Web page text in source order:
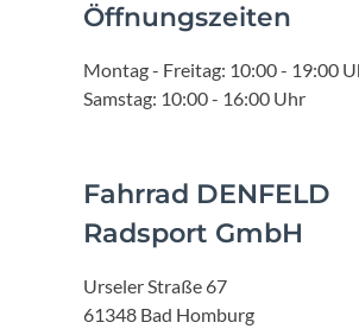
Öffnungszeiten
Montag - Freitag: 10:00 - 19:00
Samstag: 10:00 - 16:00 Uhr
Fahrrad DENFELD
Radsport GmbH
Urseler Straße 67
61348 Bad Homburg